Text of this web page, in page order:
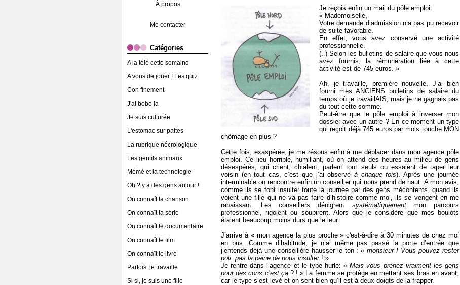
À propos
Me contacter
Catégories
A la télé cette semaine
A vous de jouer ! Les quiz
Con finement
J'ai bobo là
Je suis culturée
L'estomac sur pattes
La rubrique nécrologique
Les gentils animaux
Mémé et la technologie
Oh ? y a des gens autour !
On connaît la chanson
On connaît la série
On connaît le documentaire
On connaît le film
On connaît le livre
Parfois, je travaille
Si si, je suis une fille
Je reçois enfin un mail du pôle emploi :
« Mademoiselle,
Votre demande d’admission n’a pas pu recevoir
de suite favorable.
En effet, vous avez conservé une activité
professionnelle.
(..) Selon les bulletins de salaire que vous nous
avez fournis, la rémunération liée à cette
activité est de 745 euros. »
Ah, je travaille, première nouvelle. J’ai bien
fourni mes ANCIENS bulletins de salaire du
temps où je travaillAIS, mais je ne gagnais pas
du tout cette somme.
Peut-être que le pôle emploi à inverser mon
dossier avec un autre ? En ce moment un type
qui reçoit déjà 745 euros par mois touche MON
chômage en plus ?
Cette fois, exaspérée, je me résous enfin à me déplacer dans mon agence pôle
emploi. Ce lieu horrible, humiliant, où on attend des heures au milieu de gens
désespérés, qui crient, chialent, parlent tout seuls ou essaient de taper leur
voisin (en tout cas, c’est que j’ai observé à chaque fois). Après une journée
interminable on rencontre enfin un conseiller qui nous prend de haut. A mon avis,
comme ils se font insulter toute la journée par des gens mécontents, quand ils
voient une fille qui ne va pas faire d’histoire comme moi, ils se vengent en me
rabaissant. Les conseillers dénigrent systématiquementmon parcours
professionnel, rigolent ou soupirent. Alors que je considère que mes boulots
étaient beaucoup moins durs que le leur.
J’arrive à « mon agence la plus proche » c'est-à-dire à 30 minutes de chez moi
en bus. Comme d’habitude, je n’ai même pas passé la porte d’entrée que
j’entends déjà une conseillère hausser le ton : «monsieur ! Vous pouvez rester
poli, pas la peine de nous insulter ! »
Je rentre dans l’agence et le type hurle: «Mais vous prenez vraiment les gens
pour des cons c’est ça ? ! » La femme se protège en mettant ses bras en avant,
car le type s’est levé et on sent bien qu’il est à deux doigts de la frapper.